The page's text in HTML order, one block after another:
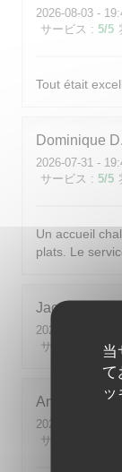
当
て
2026-08-03 -
サービス : 5/5
Tout était
Dominique D
2026-07-31 -
サービス : 5/5
Un accueil
plats. Le
Jacqueline
2026-07-28
サービス
/5
Angélique F
2026-08-01
-
サービス